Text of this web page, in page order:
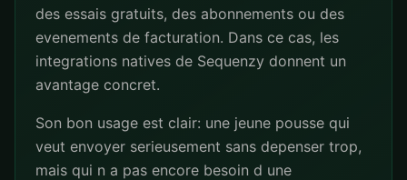
des essais gratuits, des abonnements ou des
evenements de facturation. Dans ce cas, les
integrations natives de Sequenzy donnent un
avantage concret.
Son bon usage est clair: une jeune pousse qui
veut envoyer serieusement sans depenser trop,
mais qui n a pas encore besoin d une